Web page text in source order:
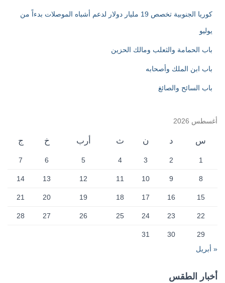
كوريا الجنوبية تخصص 19 مليار دولار لدعم أشباه الموصلات بدءاً من
يوليو
باب الحمامة والثعلب ومالك الحزين
باب ابن الملك وأصحابه
باب السائح والصائغ
أغسطس 2026
س د ن ث أرب خ ج
1
2
3
4
5
6
7
8
9
10
11
12
13
14
15
16
17
18
19
20
21
22
23
24
25
26
27
28
29
30
31
« أبريل
أخبار الطقس